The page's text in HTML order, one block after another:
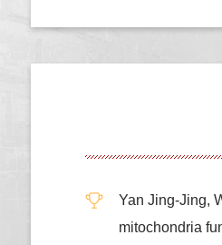
Yan Jing-Jing,
mitochondria